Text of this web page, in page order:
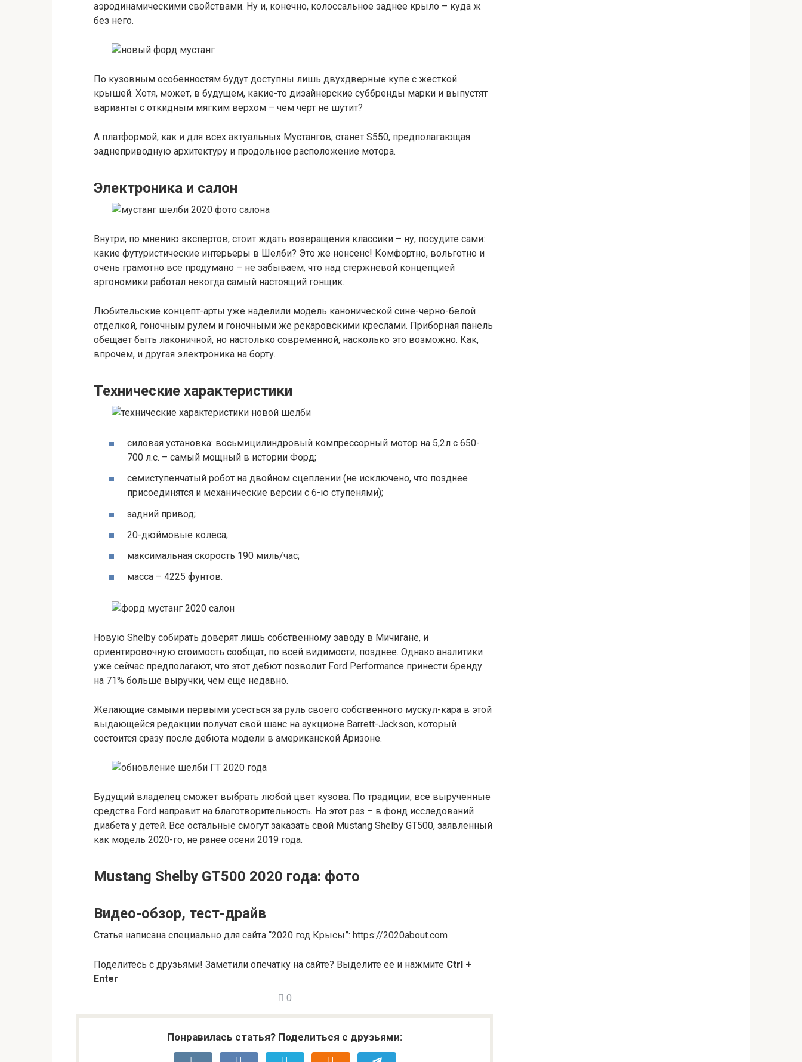
аэродинамическими свойствами. Ну и, конечно, колоссальное заднее крыло – куда ж
без него.
По кузовным особенностям будут доступны лишь двухдверные купе с жесткой
крышей. Хотя, может, в будущем, какие-то дизайнерские суббренды марки и выпустят
варианты с откидным мягким верхом – чем черт не шутит?
А платформой, как и для всех актуальных Мустангов, станет S550, предполагающая
заднеприводную архитектуру и продольное расположение мотора.
Электроника и салон
Внутри, по мнению экспертов, стоит ждать возвращения классики – ну, посудите сами:
какие футуристические интерьеры в Шелби? Это же нонсенс! Комфортно, вольготно и
очень грамотно все продумано – не забываем, что над стержневой концепцией
эргономики работал некогда самый настоящий гонщик.
Любительские концепт-арты уже наделили модель канонической сине-черно-белой
отделкой, гоночным рулем и гоночными же рекаровскими креслами. Приборная панель
обещает быть лаконичной, но настолько современной, насколько это возможно. Как,
впрочем, и другая электроника на борту.
Технические характеристики
силовая установка: восьмицилиндровый компрессорный мотор на 5,2л с 650-
700 л.с. – самый мощный в истории Форд;
семиступенчатый робот на двойном сцеплении (не исключено, что позднее
присоединятся и механические версии с 6-ю ступенями);
задний привод;
20-дюймовые колеса;
максимальная скорость 190 миль/час;
масса – 4225 фунтов.
Новую Shelby собирать доверят лишь собственному заводу в Мичигане, и
ориентировочную стоимость сообщат, по всей видимости, позднее. Однако аналитики
уже сейчас предполагают, что этот дебют позволит Ford Performance принести бренду
на 71% больше выручки, чем еще недавно.
Желающие самыми первыми усесться за руль своего собственного мускул-кара в этой
выдающейся редакции получат свой шанс на аукционе Barrett-Jackson, который
состоится сразу после дебюта модели в американской Аризоне.
Будущий владелец сможет выбрать любой цвет кузова. По традиции, все вырученные
средства Ford направит на благотворительность. На этот раз – в фонд исследований
диабета у детей. Все остальные смогут заказать свой Mustang Shelby GT500, заявленный
как модель 2020-го, не ранее осени 2019 года.
Mustang Shelby GT500 2020 года: фото
Видео-обзор, тест-драйв
Статья написана специально для сайта “2020 год Крысы”: https://2020about.com
Поделитесь с друзьями! Заметили опечатку на сайте? Выделите ее и нажмите Ctrl +
Enter
0
Понравилась статья? Поделиться с друзьями: